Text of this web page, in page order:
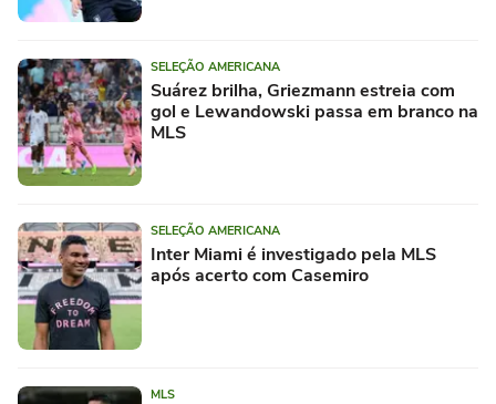
SELEÇÃO AMERICANA
Suárez brilha, Griezmann estreia com
gol e Lewandowski passa em branco na
MLS
SELEÇÃO AMERICANA
Inter Miami é investigado pela MLS
após acerto com Casemiro
MLS